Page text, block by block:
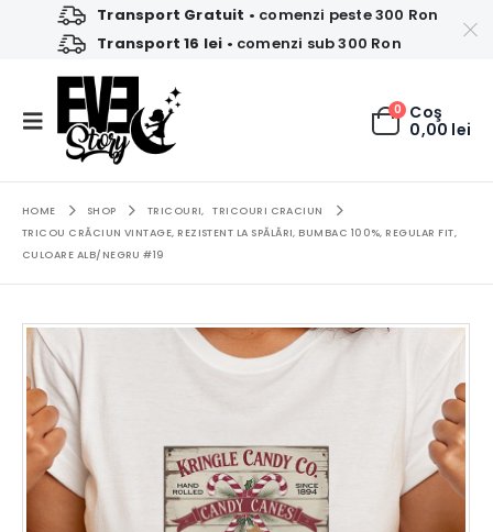
Transport Gratuit • comenzi peste 300 Ron
Transport 16 lei • comenzi sub 300 Ron
0 Coş
0,00 lei
HOME SHOP TRICOURI,
TRICOURI CRACIUN
TRICOU CRĂCIUN VINTAGE, REZISTENT LA SPĂLĂRI, BUMBAC 100%, REGULAR FIT,
CULOARE ALB/NEGRU #19